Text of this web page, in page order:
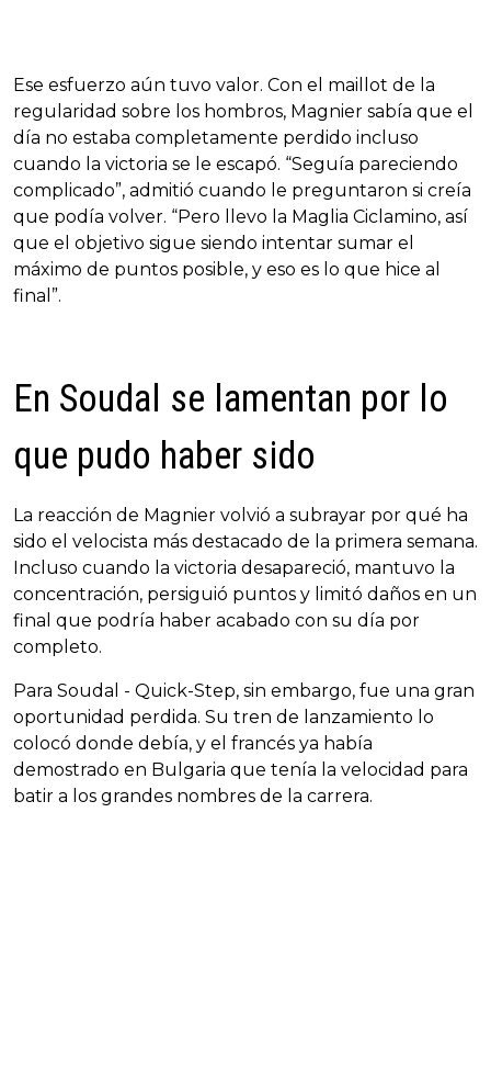
Ese esfuerzo aún tuvo valor. Con el maillot de la
regularidad sobre los hombros, Magnier sabía que el
día no estaba completamente perdido incluso
cuando la victoria se le escapó. “Seguía pareciendo
complicado”, admitió cuando le preguntaron si creía
que podía volver. “Pero llevo la Maglia Ciclamino, así
que el objetivo sigue siendo intentar sumar el
máximo de puntos posible, y eso es lo que hice al
final”.
En Soudal se lamentan por lo
que pudo haber sido
La reacción de Magnier volvió a subrayar por qué ha
sido el velocista más destacado de la primera semana.
Incluso cuando la victoria desapareció, mantuvo la
concentración, persiguió puntos y limitó daños en un
final que podría haber acabado con su día por
completo.
Para Soudal - Quick-Step, sin embargo, fue una gran
oportunidad perdida. Su tren de lanzamiento lo
colocó donde debía, y el francés ya había
demostrado en Bulgaria que tenía la velocidad para
batir a los grandes nombres de la carrera.